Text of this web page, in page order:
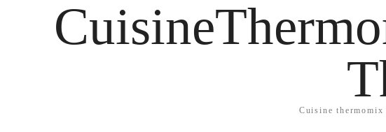
Cuisine thermomix